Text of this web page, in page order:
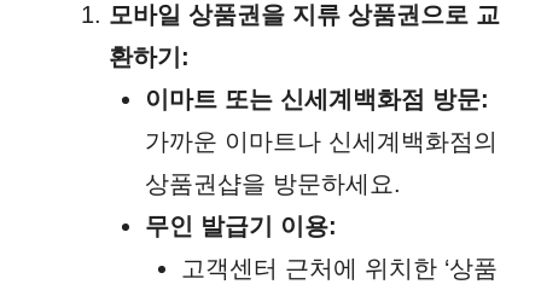
모바일 상품권을 지류 상품권으로 교
환하기:
이마트 또는 신세계백화점 방문:
가까운 이마트나 신세계백화점의
상품권샵을 방문하세요.
무인 발급기 이용:
고객센터 근처에 위치한 ‘상품